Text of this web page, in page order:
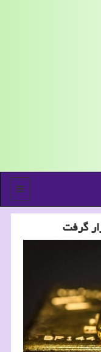
منو
گرفت